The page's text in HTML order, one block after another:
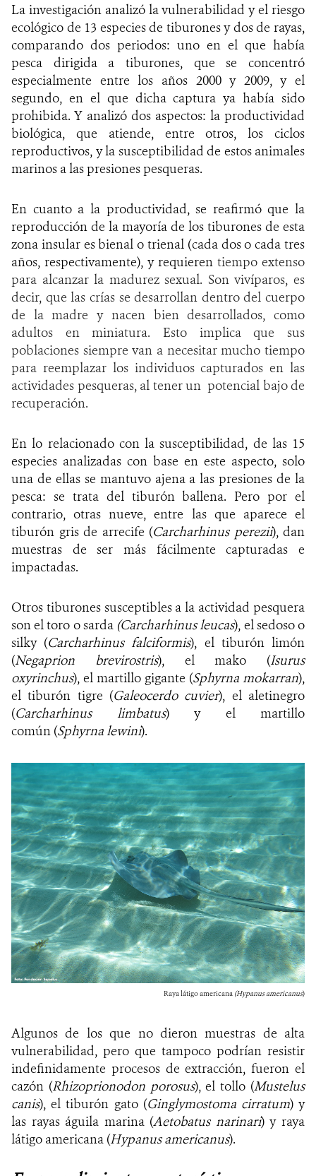
La investigación analizó la vulnerabilidad y el riesgo
ecológico de 13 especies de tiburones y dos de rayas,
comparando dos periodos: uno en el que había
pesca dirigida a tiburones, que se concentró
especialmente entre los años 2000 y 2009, y el
segundo, en el que dicha captura ya había sido
prohibida. Y analizó dos aspectos: la productividad
biológica, que atiende, entre otros, los ciclos
reproductivos, y la susceptibilidad de estos animales
marinos a las presiones pesqueras.
En cuanto a la productividad, se reafirmó que la
reproducción de la mayoría de los tiburones de esta
zona insular es bienal o trienal (cada dos o cada tres
años, respectivamente), y requieren tiempo extenso
para alcanzar la madurez sexual. Son vivíparos, es
decir, que las crías se desarrollan dentro del cuerpo
de la madre y nacen bien desarrollados, como
adultos en miniatura. Esto implica que sus
poblaciones siempre van a necesitar mucho tiempo
para reemplazar los individuos capturados en las
actividades pesqueras, al tener un potencial bajo de
recuperación.
En lo relacionado con la susceptibilidad, de las 15
especies analizadas con base en este aspecto, solo
una de ellas se mantuvo ajena a las presiones de la
pesca: se trata del tiburón ballena. Pero por el
contrario, otras nueve, entre las que aparece el
tiburón gris de arrecife (Carcharhinus perezii), dan
muestras de ser más fácilmente capturadas e
impactadas.
Otros tiburones susceptibles a la actividad pesquera
son el toro o sarda (Carcharhinus leucas), el sedoso o
silky (Carcharhinus falciformis), el tiburón limón
(Negaprion brevirostris), el mako (Isurus
oxyrinchus), el martillo gigante (Sphyrna mokarran),
el tiburón tigre (Galeocerdo cuvier), el aletinegro
(Carcharhinus limbatus) y el martillo
común (Sphyrna lewini).
Raya látigo americana (Hypanus americanus)
Algunosde los que no dieron muestras de alta
vulnerabilidad, pero que tampoco podrían resistir
indefinidamente procesos de extracción, fueron el
cazón (Rhizoprionodon porosus), el tollo (Mustelus
canis), el tiburón gato (Ginglymostoma cirratum) y
las rayas águila marina (Aetobatus narinari) y raya
látigo americana (Hypanus americanus).